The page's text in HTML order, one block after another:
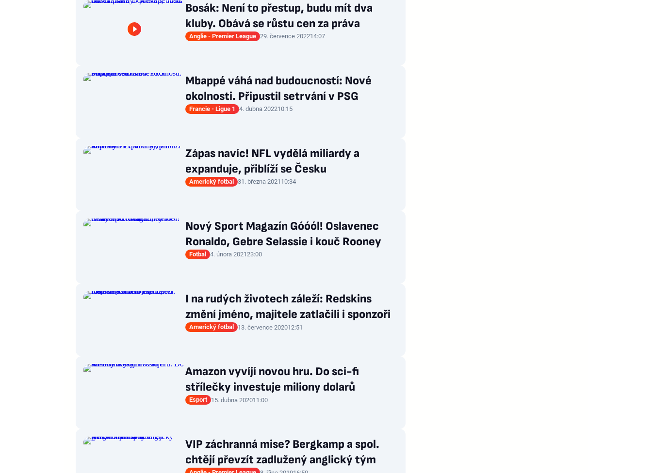
Bosák: Není to přestup, budu mít dva
kluby. Obává se růstu cen za práva
Anglie - Premier League 29. července 202214:07
Mbappé váhá nad budoucností: Nové
okolnosti. Připustil setrvání v PSG
Francie - Ligue 1 4. dubna 202210:15
Zápas navíc! NFL vydělá miliardy a
expanduje, přiblíží se Česku
Americký fotbal 31. března 2021 10:34
Nový Sport Magazín Góóól! Oslavenec
Ronaldo, Gebre Selassie i kouč Rooney
Fotbal 4. února 202123:00
I na rudých životech záleží: Redskins
změní jméno, majitele zatlačili i sponzoři
Americký fotbal 13. července 202012:51
Amazon vyvíjí novou hru. Do sci-fi
střílečky investuje miliony dolarů
Esport 15. dubna 202011:00
VIP záchranná mise? Bergkamp a spol.
chtějí převzít zadlužený anglický tým